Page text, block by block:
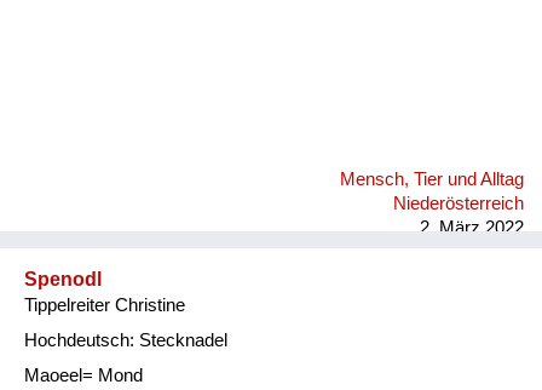
Mensch, Tier und Alltag
Niederösterreich
2. März 2022
Spenodl
Tippelreiter Christine
Hochdeutsch: Stecknadel
Maoeel= Mond